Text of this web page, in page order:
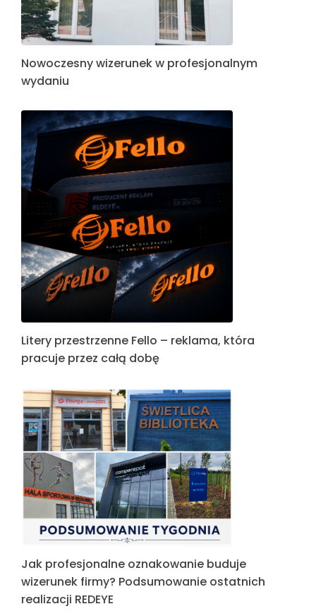
Nowoczesny wizerunek w profesjonalnym
wydaniu
Litery przestrzenne Fello – reklama, która
pracuje przez całą dobę
Jak profesjonalne oznakowanie buduje
wizerunek firmy? Podsumowanie ostatnich
realizacji REDEYE